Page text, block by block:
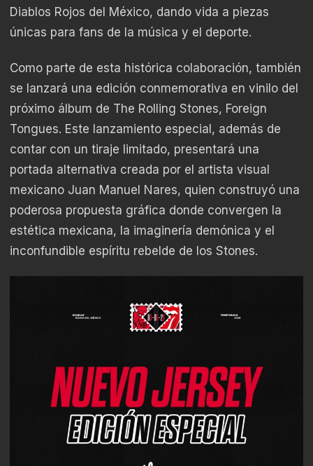
Diablos Rojos del México, dando vida a piezas
únicas para fans de la música y el deporte.
Como parte de esta histórica colaboración, también
se lanzará una edición conmemorativa en vinilo del
próximo álbum de The Rolling Stones, Foreign
Tongues. Este lanzamiento especial, además de
contar con un tiraje limitado, presentará una
portada alternativa creada por el artista visual
mexicano Juan Manuel Nares, quien construyó una
poderosa propuesta gráfica donde convergen la
estética mexicana, la imaginería demónica y el
inconfundible espíritu rebelde de los Stones.